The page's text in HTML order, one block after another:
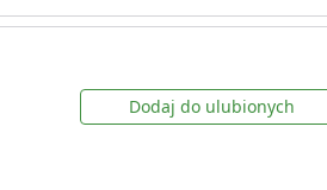
Dodaj do ulubionych